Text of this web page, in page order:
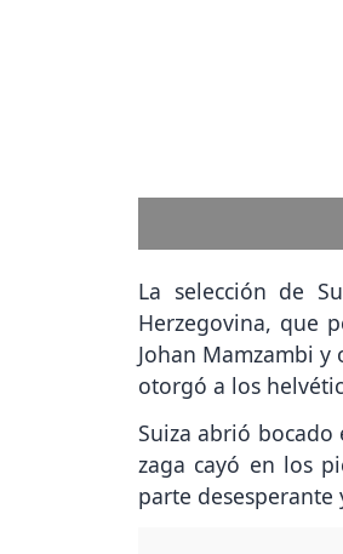
La selección de
Herzegovina, que
Johan Mamzambi
otorgó a los
Suiza abrió bocado
zaga cayó en los
parte